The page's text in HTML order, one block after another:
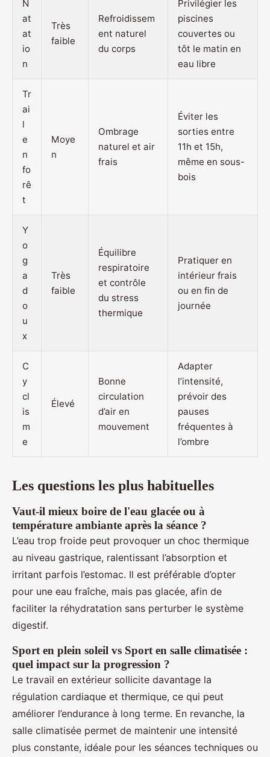
N
at
at
io
n
Très
faible
Refroidissem
ent naturel
du corps
Privilégier les
piscines
couvertes ou
tôt le matin en
eau libre
Tr
ai
l
e
n
fo
rê
t
Moye
n
Ombrage
naturel et air
frais
Éviter les
sorties entre
11h et 15h,
même en sous-
bois
Y
o
g
a
d
o
u
x
Très
faible
Équilibre
respiratoire
et contrôle
du stress
thermique
Pratiquer en
intérieur frais
ou en fin de
journée
C
y
cl
is
m
e
Élevé
Bonne
circulation
d’air en
mouvement
Adapter
l’intensité,
prévoir des
pauses
fréquentes à
l’ombre
Les questions les plus habituelles
Vaut-il mieux boire de l'eau glacée ou à
température ambiante après la séance ?
L’eau trop froide peut provoquer un choc thermique
au niveau gastrique, ralentissant l’absorption et
irritant parfois l’estomac. Il est préférable d’opter
pour une eau fraîche, mais pas glacée, afin de
faciliter la réhydratation sans perturber le système
digestif.
Sport en plein soleil vs Sport en salle climatisée :
quel impact sur la progression ?
Le travail en extérieur sollicite davantage la
régulation cardiaque et thermique, ce qui peut
améliorer l’endurance à long terme. En revanche, la
salle climatisée permet de maintenir une intensité
plus constante, idéale pour les séances techniques ou